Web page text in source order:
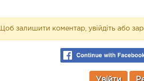
Щоб залишити коментар, увійдіть або